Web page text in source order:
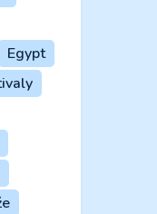
Egypt